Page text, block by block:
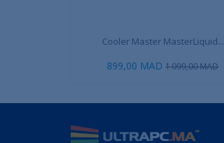
Cooler Master MasterLiquid...
899,00 MAD 1 099,00 MAD